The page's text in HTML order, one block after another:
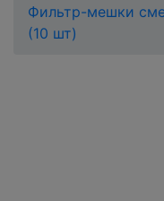
Фильтр-мешки
(10 шт)